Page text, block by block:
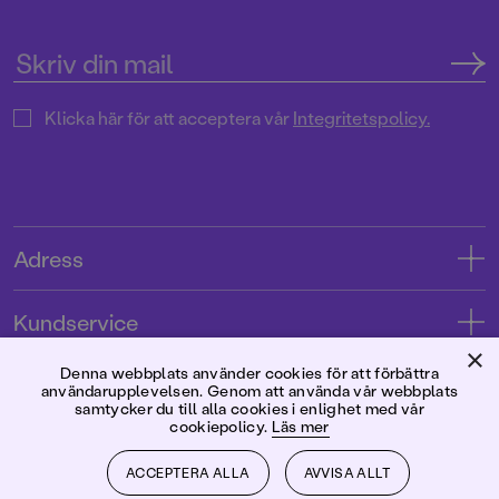
Klicka här för att acceptera vårIntegritetspolicy.
Adress
Tryckerigatan 4
Org.nr: 556045-7748
Kundservice
Kontakta oss
Kundservice
Användarvillkor intressenter
Användarvillkor nyhetsbrev
Förlaget
Jobba hos oss
×
Denna webbplats använder cookies för att förbättra
användarupplevelsen. Genom att använda vår webbplats
samtycker du till alla cookies i enlighet med vår
cookiepolicy. Läs mer
ACCEPTERA ALLA AVVISA ALLT